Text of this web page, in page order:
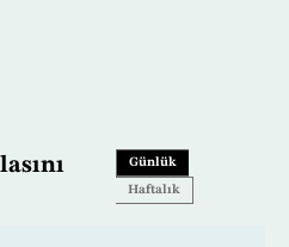
Günlük
Haftalık